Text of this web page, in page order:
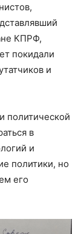
КПРФ,
покидали
и
политической
в
и
политики, но
его